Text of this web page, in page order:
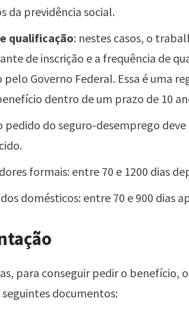
da previdência social.
qualificação: nestes casos, o
de inscrição e a frequência de
pelo Governo Federal. Essa é uma
dentro de um prazo de 10
pedido do seguro-desemprego
formais: entre 70 e 1200 dias
domésticos: entre 70 e 900 dias
para conseguir pedir o benefício,
documentos: